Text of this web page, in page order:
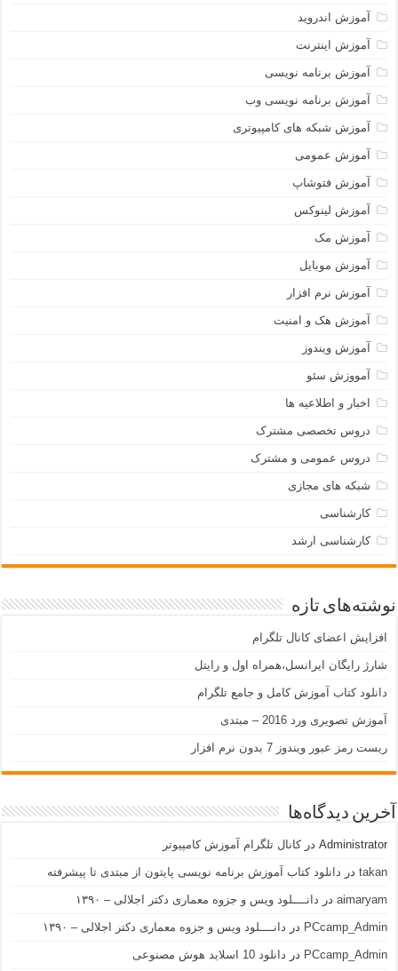
آموزش اندروید
آموزش اینترنت
آموزش برنامه نویسی
آموزش برنامه نویسی وب
آموزش شبکه های کامپیوتری
آموزش عمومی
آموزش فتوشاپ
آموزش لینوکس
آموزش مک
آموزش موبایل
آموزش نرم افزار
آموزش هک و امنیت
آموزش ویندوز
آمووزش سئو
اخبار و اطلاعیه ها
دروس تخصصی مشترک
دروس عمومی و مشترک
شبکه های مجازی
کارشناسی
کارشناسی ارشد
نوشته‌های تازه
افزایش اعضای کانال تلگرام
شارژ رایگان ایرانسل،همراه اول و رایتل
دانلود کتاب آموزش کامل و جامع تلگرام
آموزش تصویری ورد 2016 – مبتدی
ریست رمز عبور ویندوز 7 بدون نرم افزار
آخرین دیدگاه‌ها
Administrator درکانال تلگرام آموزش کامپیوتر
takan در دانلود کتاب آموزش برنامه نویسی پایتون از مبتدی تا پیشرفته
aimaryam در دانــــلود ویس و جزوه معماری دکتر اجلالی – ۱۳۹۰
PCcamp_Admin در دانــــلود ویس و جزوه معماری دکتر اجلالی – ۱۳۹۰
PCcamp_Admin در دانلود 10 اسلاید هوش مصنوعی